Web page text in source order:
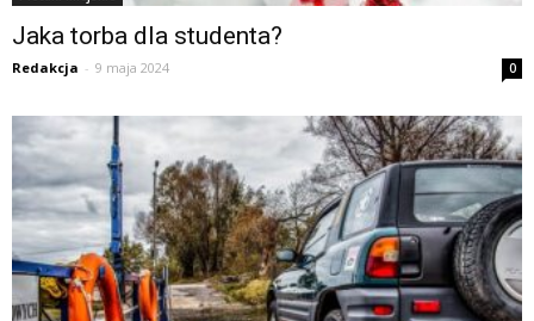
Jaka torba dla studenta?
Redakcja - 9 maja 2024 0